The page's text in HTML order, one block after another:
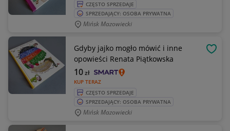
CZĘSTO SPRZEDAJE
SPRZEDAJĄCY: OSOBA PRYWATNA
Mińsk Mazowiecki
Gdyby jajko mogło mówić i inne
opowieści Renata Piątkowska
KUP TERAZ
10zł
CZĘSTO SPRZEDAJE
SPRZEDAJĄCY: OSOBA PRYWATNA
Mińsk Mazowiecki